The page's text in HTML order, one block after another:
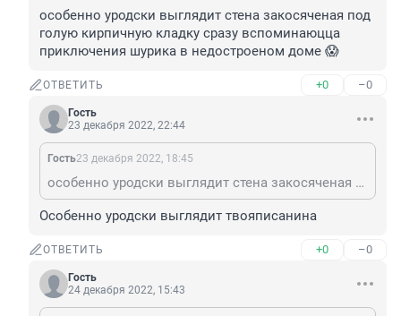
особенно уродски выглядит стена закосяченая под
голую кирпичную кладку сразу вспоминаюцца
приключения шурика в недостроеном доме 😱
ОТВЕТИТЬ +0 –0
Гость
23 декабря 2022, 22:44
Гость23 декабря 2022, 18:45
особенно уродски выглядит стена закосяченая под голую кирпичную кладку сразу вспоминаюцца приключения шурика в недостроеном доме 😱
Особенно уродски выглядит твояписанина
ОТВЕТИТЬ +0 –0
Гость
24 декабря 2022, 15:43